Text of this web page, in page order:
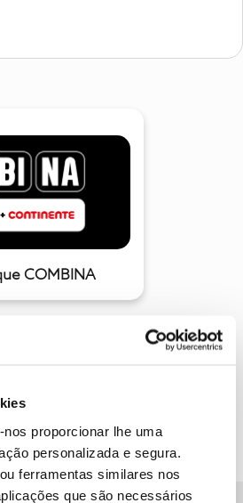
proporcionar lhe uma
personalizada e segura.
ferramentas similares nos
que são necessários
COMBINA
de julho